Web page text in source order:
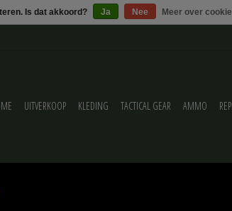
UITVERKOOP KLEDING TACTICAL GEAR AMMO
Is dat akkoord? Ja Nee Meer over